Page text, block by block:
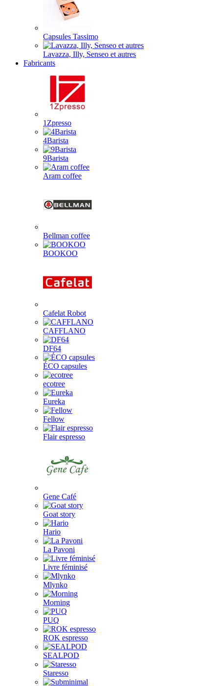
Capsules Tassimo
Lavazza, Illy, Senseo et autres
Fabricants
1Zpresso
4Barista
9Barista
Aram coffee
Bellman coffee
BOOKOO
Cafelat Robot
CAFFLANO
DF64
ÉCO capsules
ecotree
Eureka
Fellow
Flair espresso
Gene Café
Goat story
Hario
La Pavoni
Livre féminisé
Mlynko
Morning
PUQ
ROK espresso
SEALPOD
Staresso